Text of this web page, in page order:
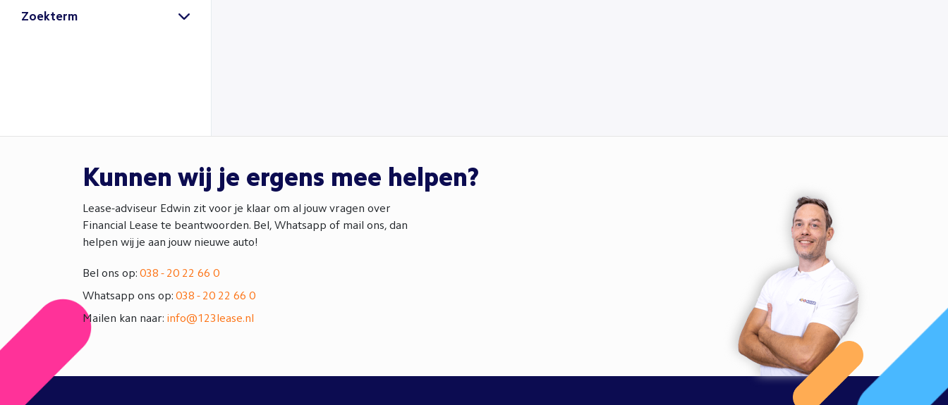
Zoekterm
Kunnen wij je ergens mee helpen?
Lease-adviseur Edwin zit voor je klaar om al jouw vragen over
Financial Lease te beantwoorden. Bel, Whatsapp of mail ons, dan
helpen wij je aan jouw nieuwe auto!
Bel ons op: 038 - 20 22 66 0
Whatsapp ons op: 038 - 20 22 66 0
Mailen kan naar: info@123lease.nl